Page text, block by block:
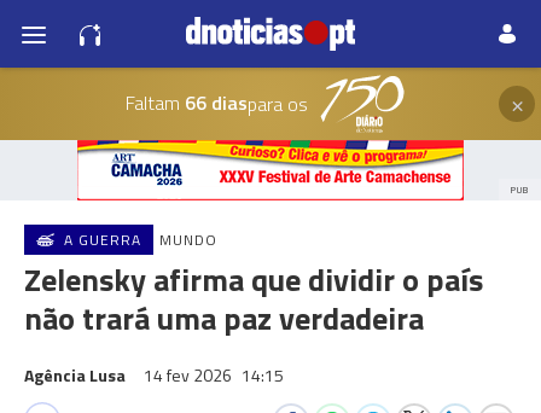
Faltam 66 diaspara os ×
PUB
A GUERRA MUNDO
Zelensky afirma que dividir o país
não trará uma paz verdadeira
Agência Lusa 14 fev 2026 14:15